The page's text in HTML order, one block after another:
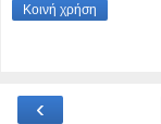
Κοινή χρήση
‹